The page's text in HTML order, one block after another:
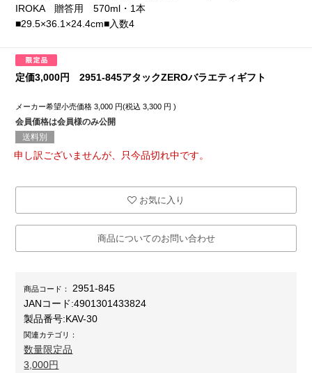
IROKA 贈答用 570ml・1本
■29.5×36.1×24.4cm■入数4
定価3,000円 2951-845アタックZEROバラエティギフト
メーカー希望小売価格 3,000 円(税込3,300 円 )
会員価格は会員様のみ公開
送料別
申し訳ございませんが、只今品切れ中です。
お気に入り
商品についてのお問い合わせ
商品コード：
2951-845
JANコード:4901301433824
製品番号:KAV-30
関連カテゴリ：
数量限定品
3,000円